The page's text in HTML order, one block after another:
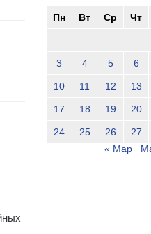
Пн Вт Ср Чт
3 4 5 6
10 11 12 13
17 18 19 20
24 25 26 27
« Мар